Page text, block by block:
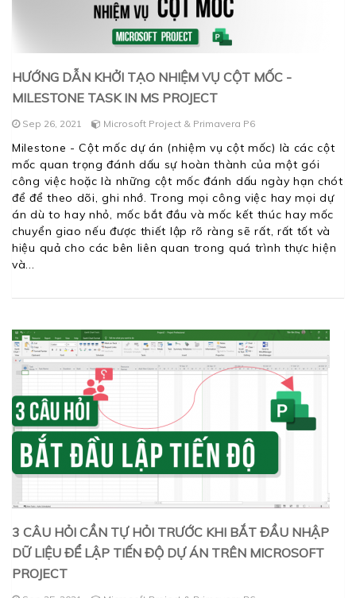
HƯỚNG DẪN KHỞI TẠO NHIỆM VỤ CỘT MỐC -
MILESTONE TASK IN MS PROJECT
Sep 26, 2021 Microsoft Project & Primavera P6
Milestone - Cột mốc dự án (nhiệm vụ cột mốc) là các cột
mốc quan trọng đánh dấu sự hoàn thành của một gói
công việc hoặc là những cột mốc đánh dấu ngày hạn chót
để để theo dõi, ghi nhớ. Trong mọi công việc hay mọi dự
án dù to hay nhỏ, mốc bắt đầu và mốc kết thúc hay mốc
chuyển giao nếu được thiết lập rõ ràng sẽ rất, rất tốt và
hiệu quả cho các bên liên quan trong quá trình thực hiện
và
3 CÂU HỎI CẦN TỰ HỎI TRƯỚC KHI BẮT ĐẦU NHẬP
DỮ LIỆU ĐỂ LẬP TIẾN ĐỘ DỰ ÁN TRÊN MICROSOFT
PROJECT